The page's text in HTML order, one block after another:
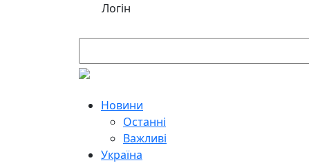
Логін
Новини
Останні
Важливі
Україна